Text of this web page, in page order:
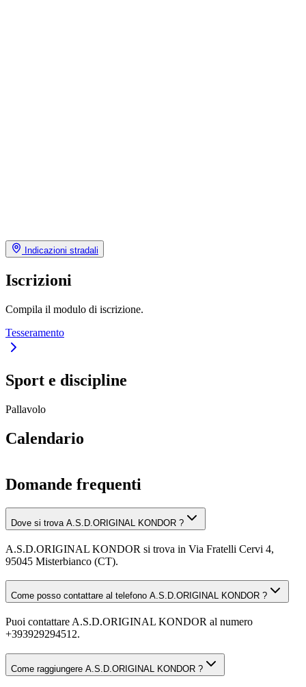
Indicazioni stradali
Iscrizioni
Compila il modulo di iscrizione.
Tesseramento
Sport e discipline
Pallavolo
Calendario
Domande frequenti
Dove si trova A.S.D.ORIGINAL KONDOR ?
A.S.D.ORIGINAL KONDOR si trova in Via Fratelli Cervi 4,
95045 Misterbianco (CT).
Come posso contattare al telefono A.S.D.ORIGINAL KONDOR ?
Puoi contattare A.S.D.ORIGINAL KONDOR al numero
+393929294512.
Come raggiungere A.S.D.ORIGINAL KONDOR ?